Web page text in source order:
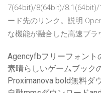
7(64bit)/8(64bit)/8.1(64bit)/
ード先のリンク。説明
な機能が融合した高速ブラ
Agencyfbフリーフォント
素晴らしいゲームブック
Proximanova bold無料ダ